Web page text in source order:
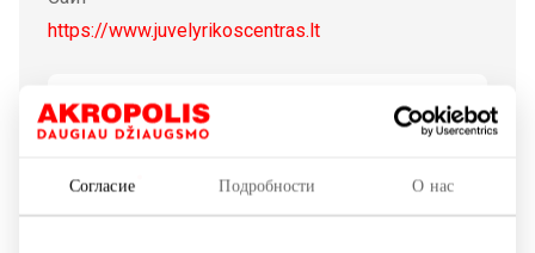
Согласие Подробности О нас
https://www.juvelyrikoscentras.lt
Показать на карте
Ювелирные изделия ручной работы